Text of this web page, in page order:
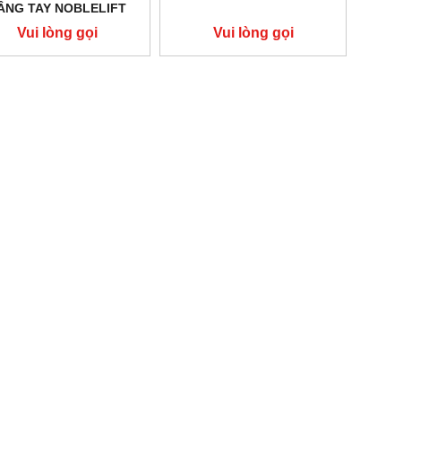
PHỤ TÙNG XE NÂNG
CHÍNH HÃNG
NÂNG ĐIỆN TỰ HÀNH